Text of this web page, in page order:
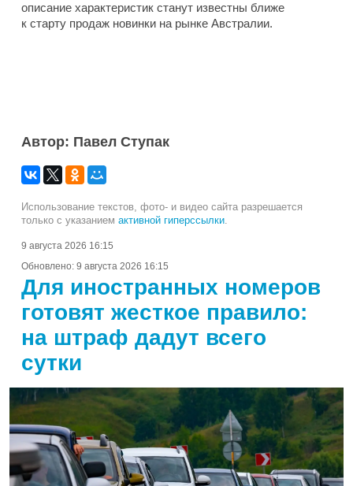
описание характеристик станут известны ближе
к старту продаж новинки на рынке Австралии.
Автор: Павел Ступак
Использование текстов, фото- и видео сайта разрешается
только с указанием активной гиперссылки.
9 августа 2026 16:15
Обновлено: 9 августа 2026 16:15
Для иностранных номеров
готовят жесткое правило:
на штраф дадут всего
сутки